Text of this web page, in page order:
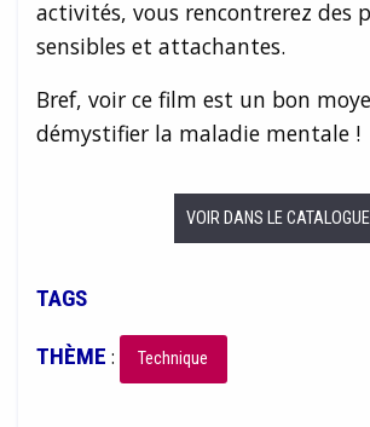
activités, vous rencontrerez des
sensibles et attachantes.
Bref, voir ce film est un bon
démystifier la maladie mentale !
VOIR DANS LE
TAGS
THÈME : Technique